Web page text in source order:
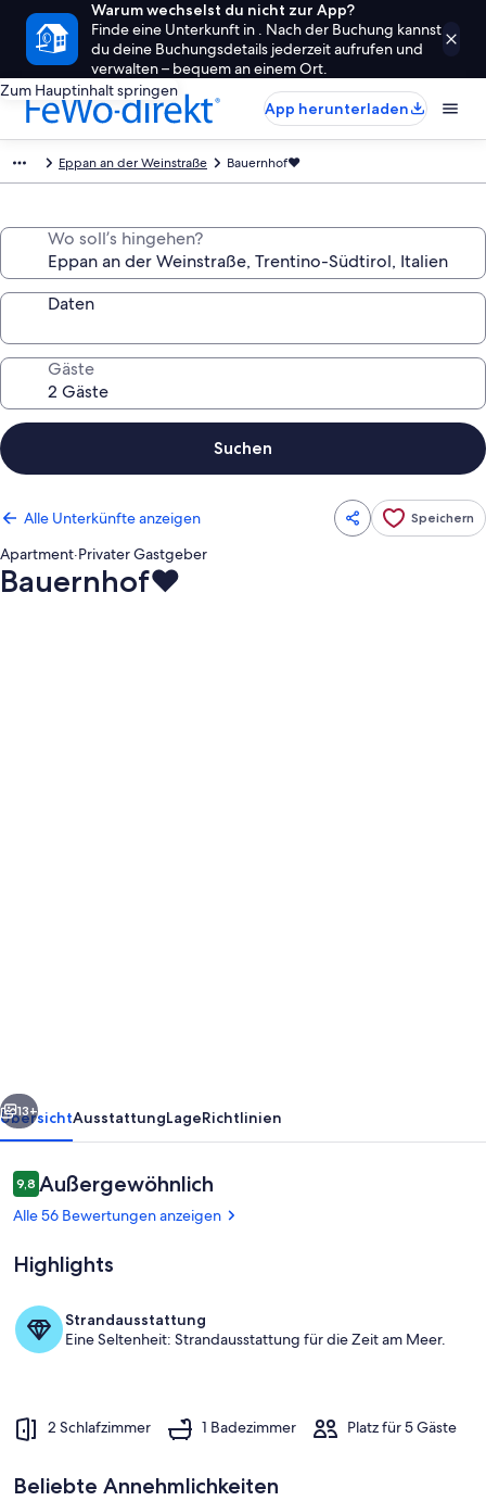
Warum wechselst du nicht zur App?
Finde eine Unterkunft in . Nach der Buchung kannst
du deine Buchungsdetails jederzeit aufrufen und
verwalten – bequem an einem Ort.
Zum Hauptinhalt springen
App herunterladen
Eppan an der Weinstraße Bauernhof❤
Wo soll’s hingehen?
Daten
Gäste
Suchen
Alle Unterkünfte anzeigen Speichern
Apartment·Privater Gastgeber
Bauernhof❤
Unterkunftsgelände
Weiter
13+
ÜbersichtAusstattungLageRichtlinien
Bewertungen
9,89,8 von 10.
Außergewöhnlich
Alle 56 Bewertungen anzeigen
Highlights
Strandausstattung
Eine Seltenheit: Strandausstattung für die Zeit am Meer.
2 Schlafzimmer 1 Badezimmer Platz für 5 Gäste
Beliebte Annehmlichkeiten